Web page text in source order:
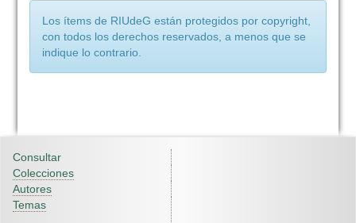
Los ítems de RIUdeG están protegidos por copyright,
con todos los derechos reservados, a menos que se
indique lo contrario.
Consultar
Colecciones
Autores
Temas